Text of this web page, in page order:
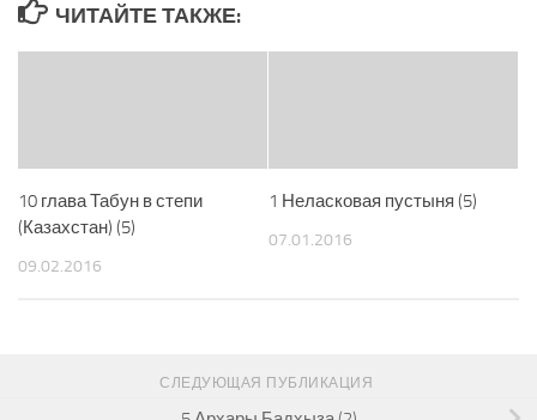
ЧИТАЙТЕ ТАКЖЕ:
10 глава Табун в степи
(Казахстан) (5)
09.02.2016
1 Неласковая пустыня (5)
07.01.2016
СЛЕДУЮЩАЯ ПУБЛИКАЦИЯ